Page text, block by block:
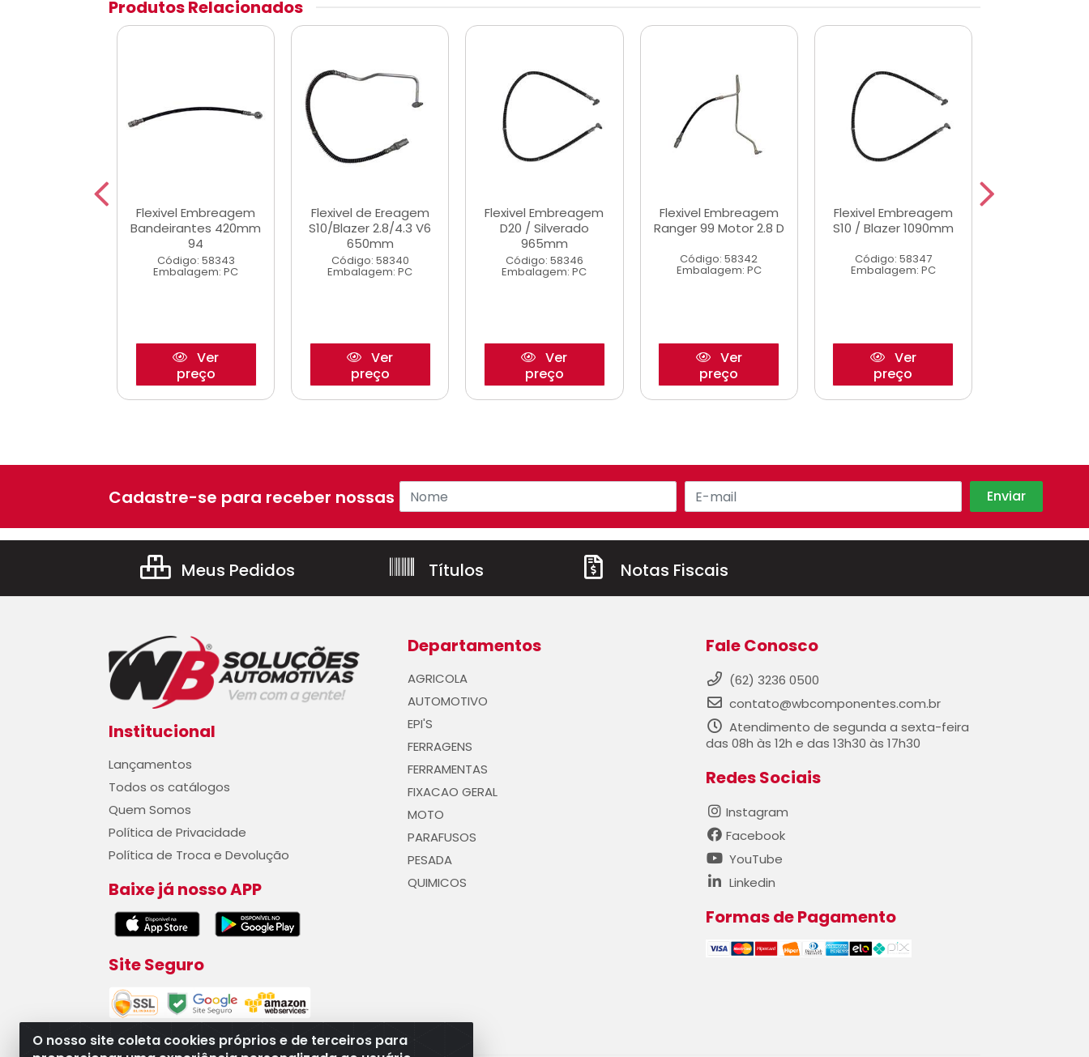
Produtos Relacionados
Flexivel Embreagem
Bandeirantes 420mm
94
Código: 58343
Embalagem: PC
Ver
preço
Flexivel de Ereagem
S10/Blazer 2.8/4.3 V6
650mm
Código: 58340
Embalagem: PC
Ver
preço
Flexivel Embreagem
D20 / Silverado
965mm
Código: 58346
Embalagem: PC
Ver
preço
Flexivel Embreagem
Ranger 99 Motor 2.8 D
Código: 58342
Embalagem: PC
Ver
preço
Flexivel Embreagem
S10 / Blazer 1090mm
Código: 58347
Embalagem: PC
Ver
preço
O nosso site coleta cookies próprios e de terceiros para
Cadastre-se para receber nossas ofertas!
Meus Pedidos Títulos Notas Fiscais
Institucional
Lançamentos
Todos os catálogos
Quem Somos
Política de Privacidade
Política de Troca e Devolução
Baixe já nosso APP
Site Seguro
Departamentos
AGRICOLA
AUTOMOTIVO
EPI'S
FERRAGENS
FERRAMENTAS
FIXACAO GERAL
MOTO
PARAFUSOS
PESADA
QUIMICOS
Fale Conosco
(62) 3236 0500
contato@wbcomponentes.com.br
Atendimento de segunda a sexta-feira
das 08h às 12h e das 13h30 às 17h30
Redes Sociais
Instagram
Facebook
YouTube
Linkedin
Formas de Pagamento